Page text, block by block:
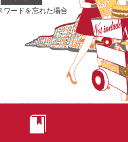
ワードを忘れた場合